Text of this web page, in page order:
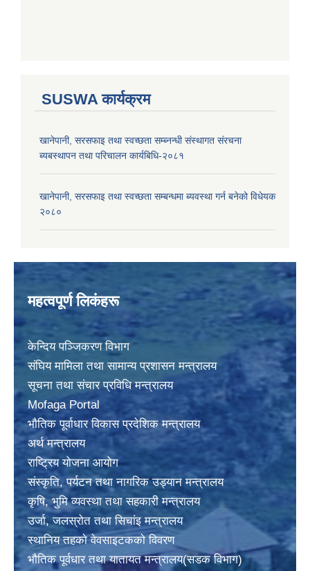
SUSWA कार्यक्रम
खानेपानी, सरसफाइ तथा स्वच्छता सम्ब्नन्धी संस्थागत संरचना
ब्यबस्थापन तथा परिचालन कार्यबिधि-२०८१
खानेपानी, सरसफाइ तथा स्वच्छता सम्बन्धमा ब्यवस्था गर्न बनेको विधेयक
२०८०
महत्वपूर्ण लिकंहरू
केन्दिय पञ्जिकरण विभाग
संघिय मामिला तथा सामान्य प्रशासन मन्त्रालय
सूचना तथा संचार प्रविधि मन्त्रालय
Mofaga Portal
भाैतिक पूर्वाधार विकास प्रदेशिक मन्त्रालय
अर्थ मन्त्रालय
राष्ट्रिय योजना आयोग
संस्कृति, पर्यटन तथा नागरिक उड्यान मन्त्रालय
कृषि, भुमि व्यवस्था तथा सहकारी मन्त्रालय
उर्जा, जलस्राेत तथा सिचांइ मन्त्रालय
स्थानिय तहकाे वेवसाइटककाे विवरण
भाैतिक पूर्वधार तथा यातायत मन्त्रालय(सडक विभाग)